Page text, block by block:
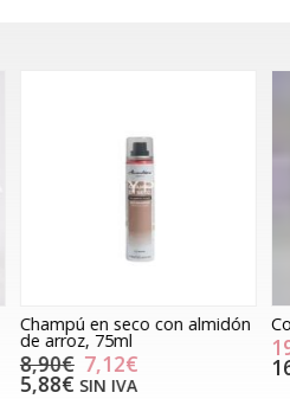
Color cleaner cleybell, 200ml.
19,67€
16,26€SIN IVA